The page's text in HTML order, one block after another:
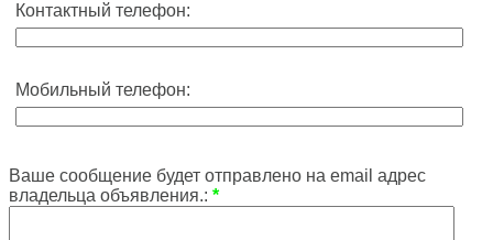
Контактный телефон:
Мобильный телефон:
Ваше сообщение будет отправлено на email адрес
владельца объявления.: *